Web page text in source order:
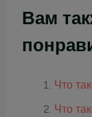
Вам
Что
Что